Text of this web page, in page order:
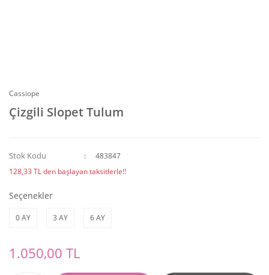
Cassiope
Çizgili Slopet Tulum
Stok Kodu
483847
128,33 TL den başlayan taksitlerle!!
Seçenekler
0 AY 3 AY 6 AY
1.050,00 TL